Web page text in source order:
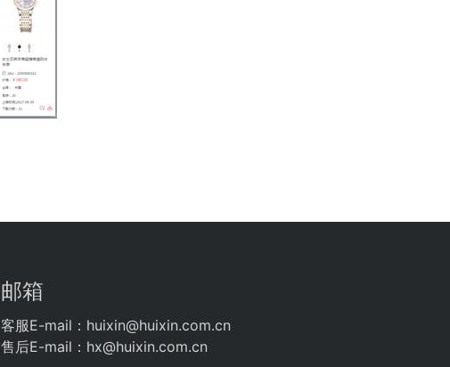
邮箱
客服E-mail：huixin@huixin.com.cn
售后E-mail：hx@huixin.com.cn